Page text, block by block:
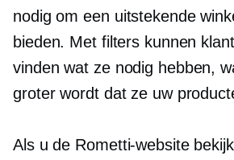
nodig om een ​​uitstekende
bieden. Met filters kunnen
vinden wat ze nodig hebben,
groter wordt dat ze uw
Als u de Rometti-website